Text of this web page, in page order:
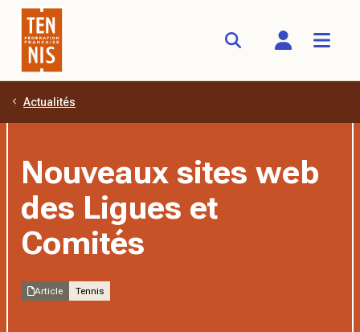
Aller au contenu principal
Actualités
Nouveaux sites web
des Ligues et
Comités
Article Tennis